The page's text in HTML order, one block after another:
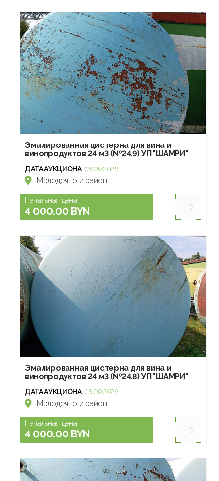
Эмалированная цистерна для вина и
винопродуктов 24 м3 (№24.9) УП "ШАМРИ"
ДАТА АУКЦИОНА 08.09.2026
Молодечно и район
Начальная цена:
4 000.00 BYN
Эмалированная цистерна для вина и
винопродуктов 24 м3 (№24.8) УП "ШАМРИ"
ДАТА АУКЦИОНА 08.09.2026
Молодечно и район
Начальная цена:
4 000.00 BYN